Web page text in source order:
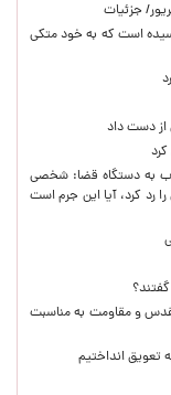
است که به خود متکی
به دستگاه قضا: شخصی
رد کرد، آیا این جرم است
و مقاومت به مناسبت
تعویق انداختیم